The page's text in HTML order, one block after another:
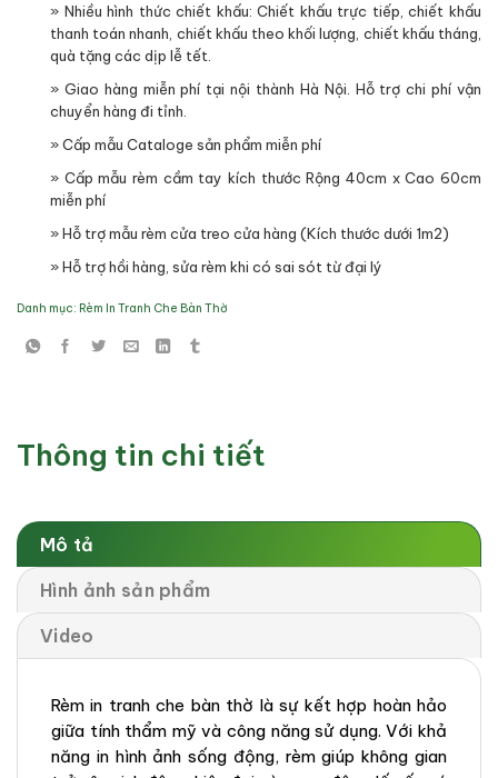
» Nhiều hình thức chiết khấu: Chiết khấu trực tiếp, chiết khấu
thanh toán nhanh, chiết khấu theo khối lượng, chiết khấu tháng,
quà tặng các dịp lễ tết.
» Giao hàng miễn phí tại nội thành Hà Nội. Hỗ trợ chi phí vận
chuyển hàng đi tỉnh.
» Cấp mẫu Cataloge sản phẩm miễn phí
» Cấp mẫu rèm cầm tay kích thước Rộng 40cm x Cao 60cm
miễn phí
» Hỗ trợ mẫu rèm cửa treo cửa hàng (Kích thước dưới 1m2)
» Hỗ trợ hồi hàng, sửa rèm khi có sai sót từ đại lý
Danh mục: Rèm In Tranh Che Bàn Thờ
Thông tin chi tiết
Mô tả
Hình ảnh sản phẩm
Video
Rèm in tranh che bàn thờ là sự kết hợp hoàn hảo
giữa tính thẩm mỹ và công năng sử dụng. Với khả
năng in hình ảnh sống động, rèm giúp không gian